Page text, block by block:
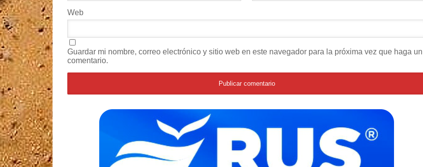
Web
Guardar mi nombre, correo electrónico y sitio web en este navegador para la próxima vez que haga un
comentario.